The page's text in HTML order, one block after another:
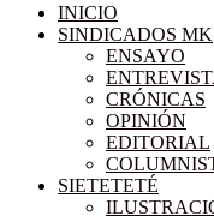
INICIO
SINDICADOS MK
ENSAYO
CRÓNICAS
OPINIÓN
EDITORIAL
SIETETETÉ